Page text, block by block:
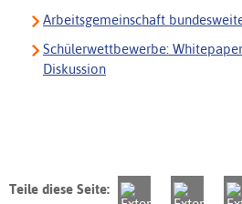
Arbeitsgemeinschaft
Schülerwettbewerbe:
Diskussion
Teile diese Seite: